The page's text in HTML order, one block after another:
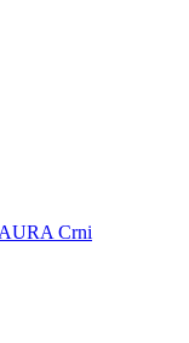
Crni